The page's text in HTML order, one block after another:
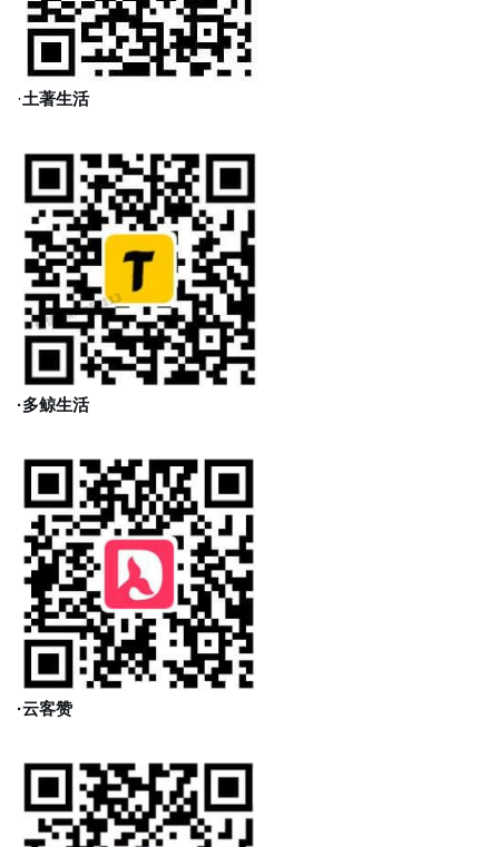
·土著生活
·多鲸生活
·云客赞